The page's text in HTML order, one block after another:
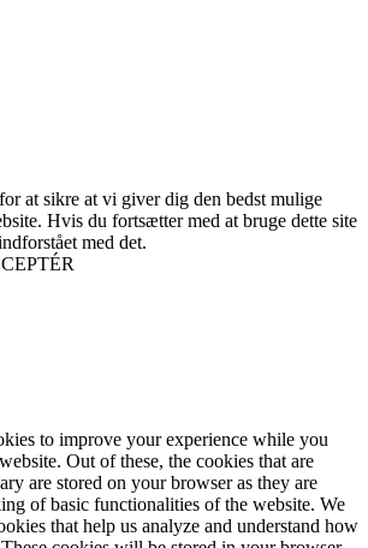
at sikre at vi giver dig den bedst mulige
Hvis du fortsætter med at bruge dette site
med det.
to improve your experience while you
Out of these, the cookies that are
are stored on your browser as they are
of basic functionalities of the website. We
that help us analyze and understand how